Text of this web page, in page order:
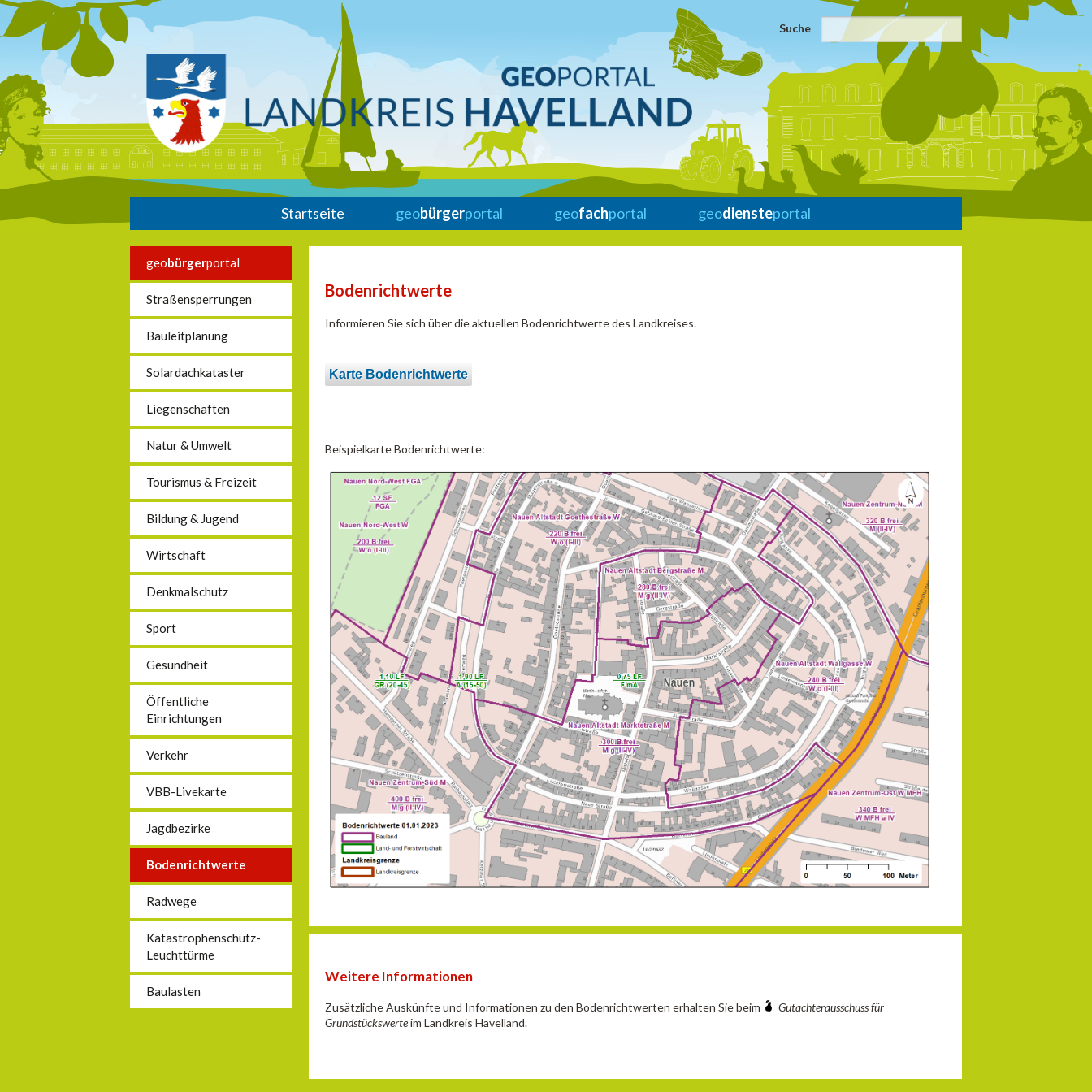
Suche
Startseite geobürgerportal geofachportal geodiensteportal
geobürgerportal
Straßensperrungen
Bauleitplanung
Solardachkataster
Liegenschaften
Natur & Umwelt
Tourismus & Freizeit
Bildung & Jugend
Wirtschaft
Denkmalschutz
Sport
Gesundheit
Öffentliche
Einrichtungen
Verkehr
VBB-Livekarte
Jagdbezirke
Bodenrichtwerte
Radwege
Katastrophenschutz-
Leuchttürme
Baulasten
Bodenrichtwerte
Informieren Sie sich über die aktuellen Bodenrichtwerte des Landkreises.
Karte Bodenrichtwerte
Beispielkarte Bodenrichtwerte:
Weitere Informationen
Zusätzliche Auskünfte und Informationen zu den Bodenrichtwerten erhalten Sie beim
Gutachterausschuss für
Grundstückswerteim Landkreis Havelland.